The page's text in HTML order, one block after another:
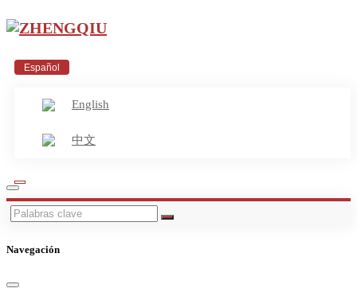
Español
English
中文
Navegación